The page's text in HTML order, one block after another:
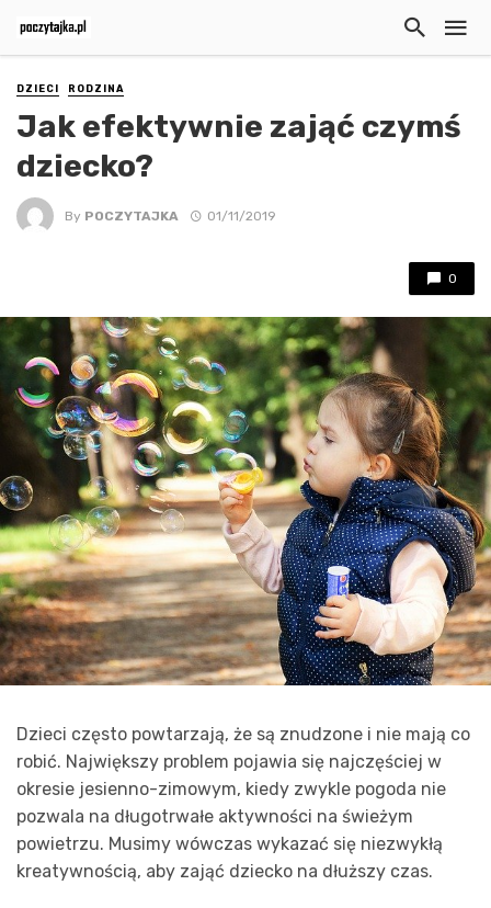
DZIECI RODZINA
Jak efektywnie zająć czymś
dziecko?
By POCZYTAJKA 01/11/2019
0
Dzieci często powtarzają, że są znudzone i nie mają co
robić. Największy problem pojawia się najczęściej w
okresie jesienno-zimowym, kiedy zwykle pogoda nie
pozwala na długotrwałe aktywności na świeżym
powietrzu. Musimy wówczas wykazać się niezwykłą
kreatywnością, aby zająć dziecko na dłuższy czas.